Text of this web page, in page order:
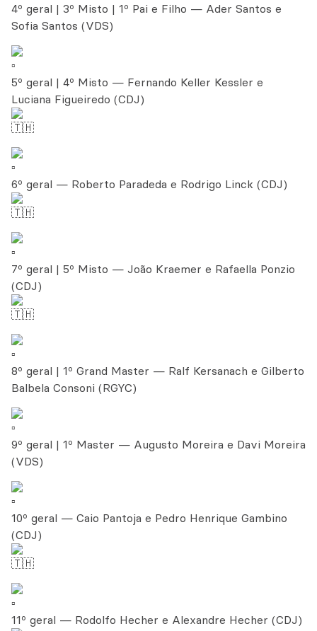
4º geral | 3º Misto | 1º Pai e Filho — Ader Santos e
Sofia Santos (VDS)
5º geral | 4º Misto — Fernando Keller Kessler e
Luciana Figueiredo (CDJ)
6º geral — Roberto Paradeda e Rodrigo Linck (CDJ)
7º geral | 5º Misto — João Kraemer e Rafaella Ponzio
(CDJ)
8º geral | 1º Grand Master — Ralf Kersanach e Gilberto
Balbela Consoni (RGYC)
9º geral | 1º Master — Augusto Moreira e Davi Moreira
(VDS)
10º geral — Caio Pantoja e Pedro Henrique Gambino
(CDJ)
11º geral — Rodolfo Hecher e Alexandre Hecher (CDJ)